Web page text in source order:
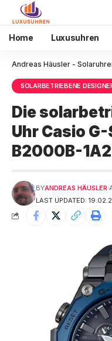
Home Luxusuhren
Andreas Häusler -
SOLARBETRIEBENE
Die
Uhr Casio
B2000B-
LAST UPDATED:
BYANDREAS HÄUSLER